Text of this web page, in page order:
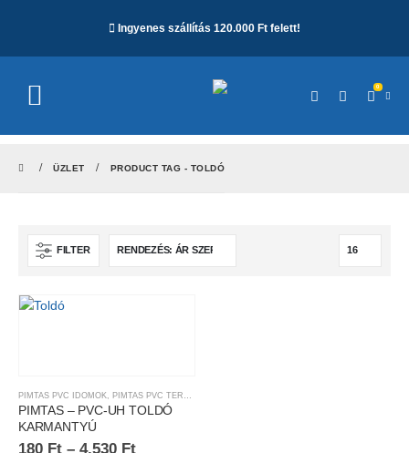
Ingyenes szállítás 120.000 Ft felett!
0
ÜZLET PRODUCT TAG - TOLDÓ
FILTER
PIMTAS PVC IDOMOK, PIMTAS PVC TERMÉKEK
PIMTAS – PVC-UH TOLDÓ
KARMANTYÚ
180 Ft – 4.530 Ft